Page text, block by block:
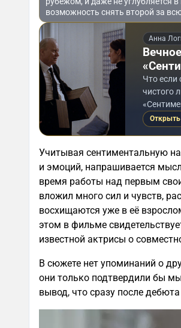
возможность снять второй за
Анна
Что
чистого
Открыть
Учитывая сентиментальную
и эмоций, напрашивается
время работы над первым
вложил много сил и чувств,
восхищаются уже в её
этом в фильме
известной актрисы о
В сюжете нет упоминаний о
они только подтвердили бы
вывод, что сразу после